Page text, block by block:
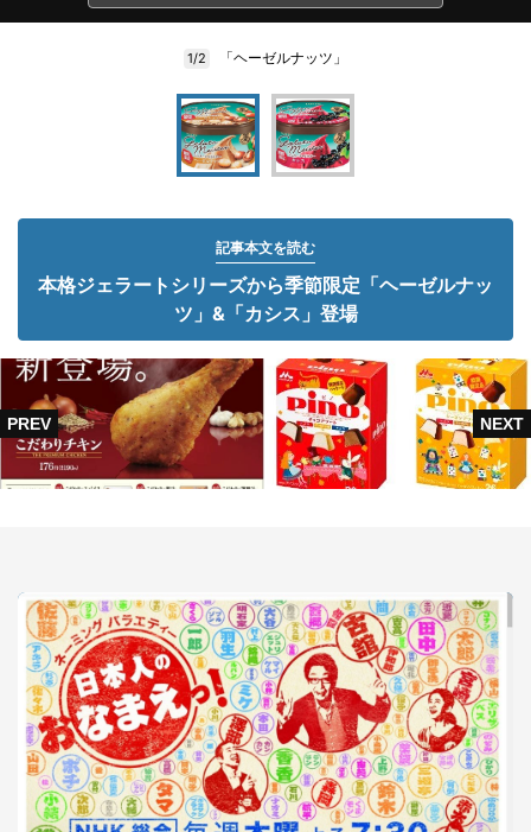
1/2 「ヘーゼルナッツ」
記事本文を読む
本格ジェラートシリーズから季節限定「ヘーゼルナッ
ツ」&「カシス」登場